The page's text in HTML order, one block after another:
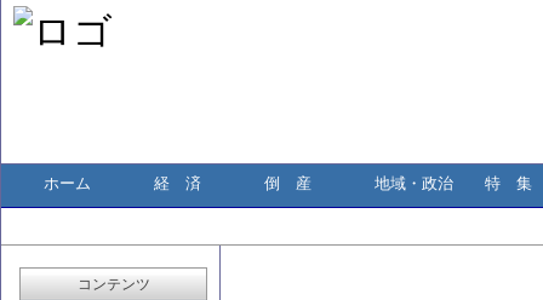
ホーム 経 済 倒 産 地域・政治 特 集
コンテンツ